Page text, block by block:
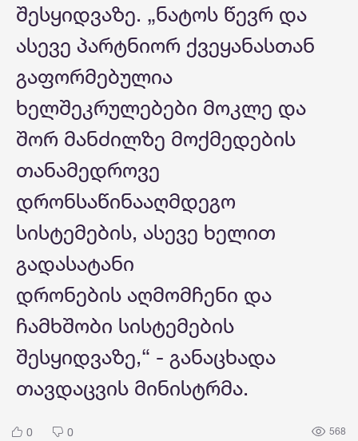
შესყიდვაზე. „ნატოს წევრ და
ასევე პარტნიორ ქვეყანასთან
გაფორმებულია
ხელშეკრულებები მოკლე და
შორ მანძილზე მოქმედების
თანამედროვე
დრონსაწინააღმდეგო
სისტემების, ასევე ხელით
გადასატანი
დრონების აღმომჩენი და
ჩამხშობი სისტემების
შესყიდვაზე,“ - განაცხადა
თავდაცვის მინისტრმა.
0 0 568